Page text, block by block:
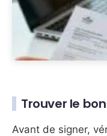
Trouver le
Avant de signer,